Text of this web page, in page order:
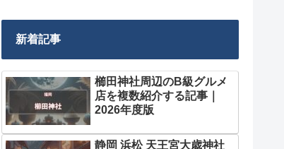
新着記事
櫛田神社周辺のB級グルメ
店を複数紹介する記事｜
2026年度版
静岡 浜松 天王宮大歳神社